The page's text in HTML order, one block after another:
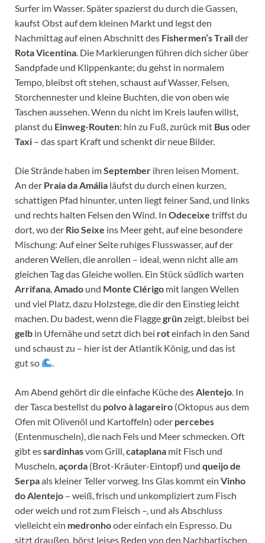
Surfer im Wasser. Später spazierst du durch die Gassen,
kaufst Obst auf dem kleinen Markt und legst den
Nachmittag auf einen Abschnitt des Fishermen’s Trailder
Rota Vicentina . Die Markierungen führen dich sicher über
Sandpfade und Klippenkante; du gehst in normalem
Tempo, bleibst oft stehen, schaust auf Wasser, Felsen,
Storchennester und kleine Buchten, die von oben wie
Taschen aussehen. Wenn du nicht im Kreis laufen willst,
planst du Einweg-Routen: hin zu Fuß, zurück mit Busoder
Taxi – das spart Kraft und schenkt dir neue Bilder.
Die Strände haben imSeptember ihren leisen Moment.
An der Praia da Amália läufst du durch einen kurzen,
schattigen Pfad hinunter, unten liegt feiner Sand, und links
und rechts halten Felsen den Wind. In Odeceixe triffst du
dort, wo der Rio Seixe ins Meer geht, auf eine besondere
Mischung: Auf einer Seite ruhiges Flusswasser, auf der
anderen Wellen, die anrollen – ideal, wenn nicht alle am
gleichen Tag das Gleiche wollen. Ein Stück südlich warten
Arrifana Amado und Monte Clérigo mit langen Wellen
und viel Platz, dazu Holzstege, die dir den Einstieg leicht
machen. Du badest, wenn die Flaggegrünzeigt, bleibst bei
gelb in Ufernähe und setzt dich bei roteinfach in den Sand
und schaust zu – hier ist der Atlantik König, und das ist
gut so
Am Abend gehört dir die einfache Küche des Alentejo . In
der Tasca bestellst du polvo à lagareiro (Oktopus aus dem
Ofen mit Olivenöl und Kartoffeln) oder percebes
(Entenmuscheln), die nach Fels und Meer schmecken. Oft
gibt essardinhasvom Grill, cataplana mit Fisch und
Muscheln, açorda (Brot-Kräuter-Eintopf) und queijo de
Serpaals kleiner Teller vorweg. Ins Glas kommt ein Vinho
do Alentejo – weiß, frisch und unkompliziert zum Fisch
oder weich und rot zum Fleisch –, und als Abschluss
vielleicht ein medronhooder einfach ein Espresso. Du
sitzt draußen, hörst leises Reden von den Nachbartischen,